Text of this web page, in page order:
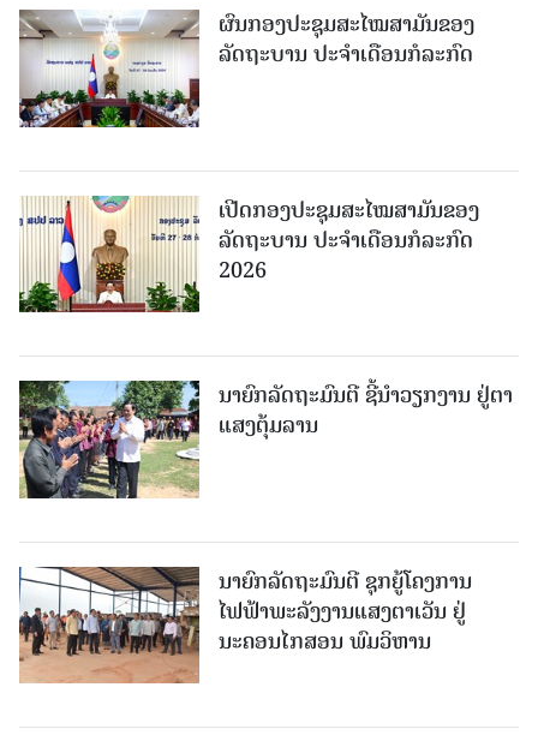
ຜົນກອງປະຊຸມສະໄໝສາມັນຂອງ
ລັດຖະບານ ປະຈຳເດືອນກໍລະກົດ
ເປີດກອງປະຊຸມສະໄໝສາມັນຂອງ
ລັດຖະບານ ປະຈໍາເດືອນກໍລະກົດ
2026
ນາຍົກລັດຖະມົນຕີ ຊີ້ນຳວຽກງານ ຢູ່ຕາ
ແສງຕຸ້ມລານ
ນາຍົກລັດຖະມົນຕີ ຊຸກຍູ້ໂຄງການ
ໄຟຟ້າພະລັງງານແສງຕາເວັນ ຢູ່
ນະຄອນໄກສອນ ພົມວິຫານ